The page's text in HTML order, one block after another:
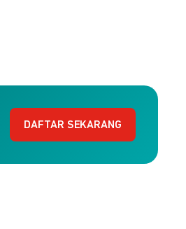
DAFTAR SEKARANG